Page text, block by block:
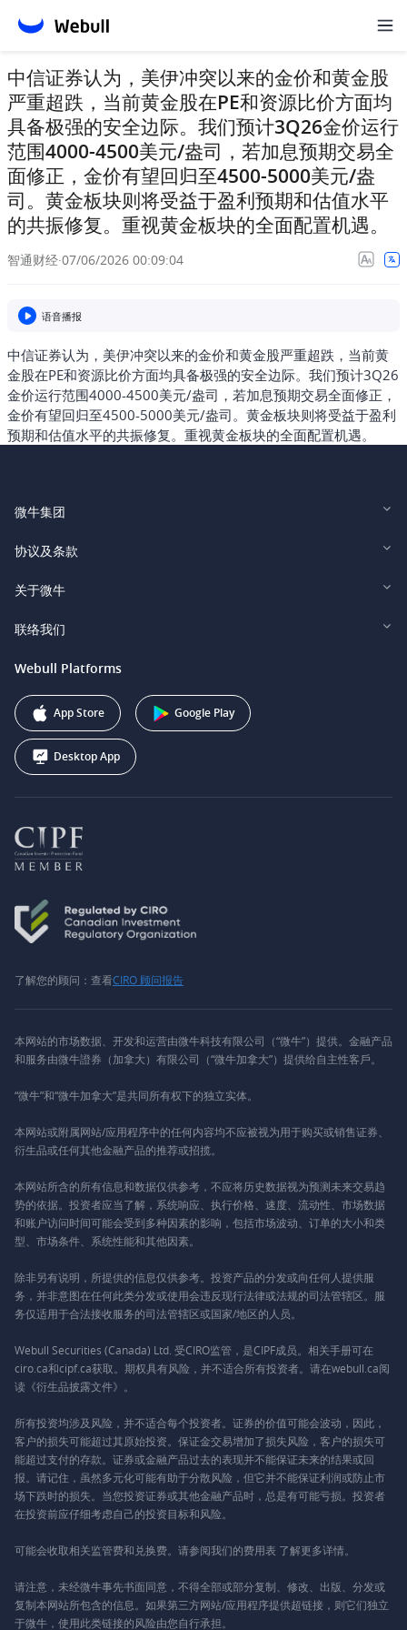
中信证券认为，美伊冲突以来的金价和黄金股
严重超跌，当前黄金股在PE和资源比价方面均
具备极强的安全边际。我们预计3Q26金价运行
范围4000-4500美元/盎司，若加息预期交易全
面修正，金价有望回归至4500-5000美元/盎
司。黄金板块则将受益于盈利预期和估值水平
的共振修复。重视黄金板块的全面配置机遇。
智通财经·07/06/2026 00:09:04
语音播报
中信证券认为，美伊冲突以来的金价和黄金股严重超跌，当前黄
金股在PE和资源比价方面均具备极强的安全边际。我们预计3Q26
金价运行范围4000-4500美元/盎司，若加息预期交易全面修正，
金价有望回归至4500-5000美元/盎司。黄金板块则将受益于盈利
预期和估值水平的共振修复。重视黄金板块的全面配置机遇。
微牛集团
Webull Financial LLC (US)
Webull Securities South Africa (Pty) Ltd.
Webull Securities (Australia) Pty. Ltd.
Webull Corporation
协议及条款
Legal and Disclosures
关于微牛
投资者关系
联络我们
support@webull.ca
+1 (888) 228-0958
Webull Platforms
App Store Google Play
Desktop App
了解您的顾问：查看CIRO 顾问报告
本网站的市场数据、开发和运营由微牛科技有限公司（“微牛”）提供。金融产品
和服务由微牛證券（加拿大）有限公司（“微牛加拿大”）提供给自主性客戶。
“微牛”和“微牛加拿大”是共同所有权下的独立实体。
本网站或附属网站/应用程序中的任何内容均不应被视为用于购买或销售证券、
衍生品或任何其他金融产品的推荐或招揽。
本网站所含的所有信息和数据仅供参考，不应将历史数据视为预测未来交易趋
势的依据。投资者应当了解，系统响应、执行价格、速度、流动性、市场数据
和账户访问时间可能会受到多种因素的影响，包括市场波动、订单的大小和类
型、市场条件、系统性能和其他因素。
除非另有说明，所提供的信息仅供参考。投资产品的分发或向任何人提供服
务，并非意图在任何此类分发或使用会违反现行法律或法规的司法管辖区。服
务仅适用于合法接收服务的司法管辖区或国家/地区的人员。
Webull Securities (Canada) Ltd. 受CIRO监管，是CIPF成员。相关手册可在
ciro.ca和cipf.ca获取。期权具有风险，并不适合所有投资者。请在webull.ca阅
读《衍生品披露文件》。
所有投资均涉及风险，并不适合每个投资者。证券的价值可能会波动，因此，
客户的损失可能超过其原始投资。保证金交易增加了损失风险，客户的损失可
能超过支付的存款。证券或金融产品过去的表现并不能保证未来的结果或回
报。请记住，虽然多元化可能有助于分散风险，但它并不能保证利润或防止市
场下跌时的损失。当您投资证券或其他金融产品时，总是有可能亏损。投资者
在投资前应仔细考虑自己的投资目标和风险。
可能会收取相关监管费和兑换费。请参阅我们的费用表 了解更多详情。
请注意，未经微牛事先书面同意，不得全部或部分复制、修改、出版、分发或
复制本网站所包含的信息。如果第三方网站/应用程序提供超链接，则它们独立
于微牛，使用此类链接的风险由您自行承担。